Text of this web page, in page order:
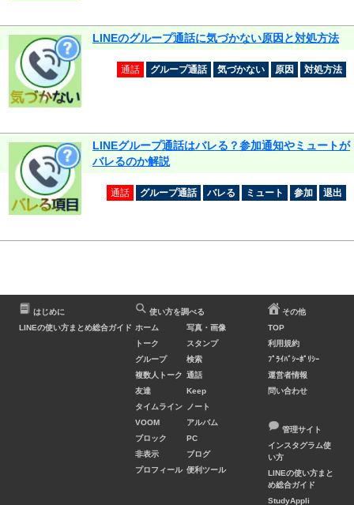
LINEのグループ通話に気づかない原因と対処方法
通話 グループ通話 気づかない 原因 対処方法
LINEグループ通話はバレる？参加通知やミュートが
バレるのか解説
通話 グループ通話 バレる ミュート 参加 退出
はじめに
LINEの使い方まとめ総合ガイド
使い方を調べる
ホーム
トーク
グループ
複数人トーク
友達
タイムライン
VOOM
ブロック
非表示
プロフィール
写真・画像
スタンプ
検索
通話
Keep
ノート
アルバム
PC
ブログ
便利ツール
その他
TOP
利用規約
ﾌﾟﾗｲﾊﾞｼｰﾎﾟﾘｼｰ
運営者情報
問い合わせ
管理サイト
インスタグラム使
い方
LINEの使い方まと
め総合ガイド
StudyAppli